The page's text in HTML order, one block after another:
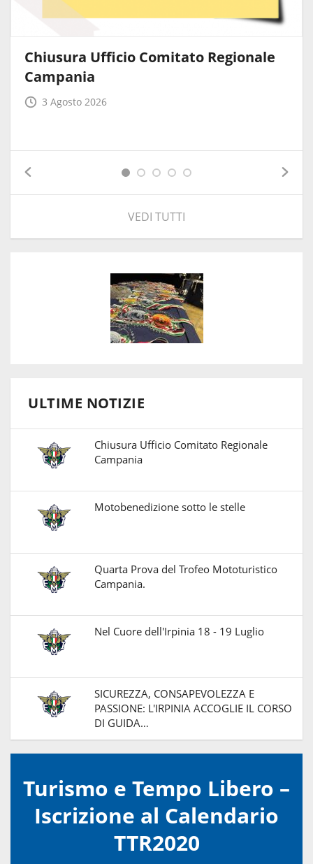
Chiusura Ufficio Comitato Regionale
Campania
3 Agosto 2026
VEDI TUTTI
ULTIME NOTIZIE
Chiusura Ufficio Comitato Regionale
Campania
Motobenedizione sotto le stelle
Quarta Prova del Trofeo Mototuristico
Campania.
Nel Cuore dell'Irpinia 18 - 19 Luglio
SICUREZZA, CONSAPEVOLEZZA E
PASSIONE: L'IRPINIA ACCOGLIE IL CORSO
DI GUIDA…
Turismo e Tempo Libero –
Iscrizione al Calendario
TTR2020